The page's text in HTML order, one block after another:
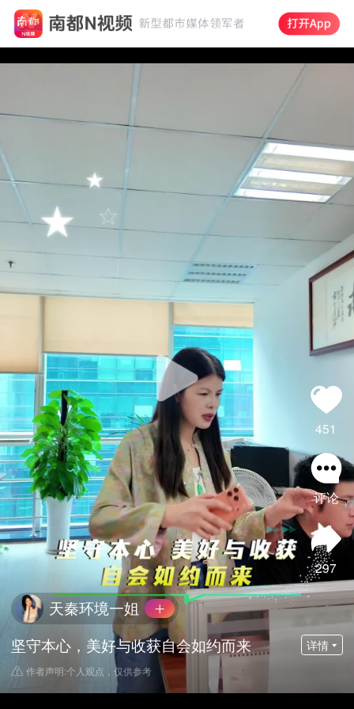
451
评论
297
天秦环境一姐
坚守本心，美好与收获自会如约而来
详情
作者声明:个人观点，仅供参考